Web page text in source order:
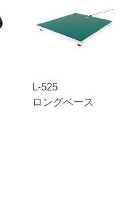
L-525
ロングベース